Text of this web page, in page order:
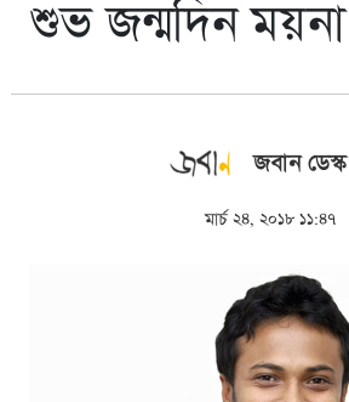
শুভ জন্মদিন ময়না
জবান ডেস্ক
মার্চ ২৪, ২০১৮ ১১:৪৭